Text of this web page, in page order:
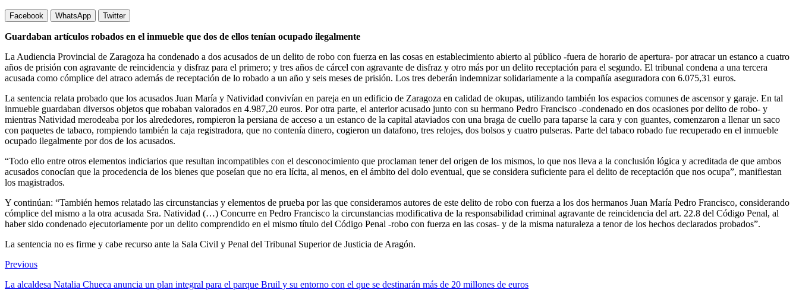
Facebook WhatsApp Twitter
Guardaban artículos robados en el inmueble que dos de ellos tenían ocupado ilegalmente
La Audiencia Provincial de Zaragoza ha condenado a dos acusados de un delito de robo con fuerza en las cosas en establecimiento abierto al público -fuera de horario de apertura- por atracar un estanco a cuatro
años de prisión con agravante de reincidencia y disfraz para el primero; y tres años de cárcel con agravante de disfraz y otro más por un delito receptación para el segundo. El tribunal condena a una tercera
acusada como cómplice del atraco además de receptación de lo robado a un año y seis meses de prisión. Los tres deberán indemnizar solidariamente a la compañía aseguradora con 6.075,31 euros.
La sentencia relata probado que los acusados Juan María y Natividad convivían en pareja en un edificio de Zaragoza en calidad de okupas, utilizando también los espacios comunes de ascensor y garaje. En tal
inmueble guardaban diversos objetos que robaban valorados en 4.987,20 euros. Por otra parte, el anterior acusado junto con su hermano Pedro Francisco -condenado en dos ocasiones por delito de robo- y
mientras Natividad merodeaba por los alrededores, rompieron la persiana de acceso a un estanco de la capital ataviados con una braga de cuello para taparse la cara y con guantes, comenzaron a llenar un saco
con paquetes de tabaco, rompiendo también la caja registradora, que no contenía dinero, cogieron un datafono, tres relojes, dos bolsos y cuatro pulseras. Parte del tabaco robado fue recuperado en el inmueble
ocupado ilegalmente por dos de los acusados.
“Todo ello entre otros elementos indiciarios que resultan incompatibles con el desconocimiento que proclaman tener del origen de los mismos, lo que nos lleva a la conclusión lógica y acreditada de que ambos
acusados conocían que la procedencia de los bienes que poseían que no era lícita, al menos, en el ámbito del dolo eventual, que se considera suficiente para el delito de receptación que nos ocupa”, manifiestan
los magistrados.
Y continúan: “También hemos relatado las circunstancias y elementos de prueba por las que consideramos autores de este delito de robo con fuerza a los dos hermanos Juan María Pedro Francisco, considerando
cómplice del mismo a la otra acusada Sra. Natividad (…) Concurre en Pedro Francisco la circunstancias modificativa de la responsabilidad criminal agravante de reincidencia del art. 22.8 del Código Penal, al
haber sido condenado ejecutoriamente por un delito comprendido en el mismo título del Código Penal -robo con fuerza en las cosas- y de la misma naturaleza a tenor de los hechos declarados probados”.
La sentencia no es firme y cabe recurso ante la Sala Civil y Penal del Tribunal Superior de Justicia de Aragón.
Previous
La alcaldesa Natalia Chueca anuncia un plan integral para el parque Bruil y su entorno con el que se destinarán más de 20 millones de euros